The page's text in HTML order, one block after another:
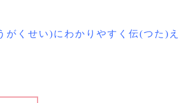
くせい)にわかりやすく伝(つた)え